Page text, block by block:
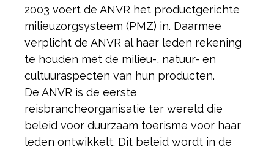
2003 voert de ANVR het productgerichte
milieuzorgsysteem (PMZ) in. Daarmee
verplicht de ANVR al haar leden rekening
te houden met de milieu-, natuur- en
cultuuraspecten van hun producten.
De ANVR is de eerste
reisbrancheorganisatie ter wereld die
beleid voor duurzaam toerisme voor haar
leden ontwikkelt. Dit beleid wordt in de